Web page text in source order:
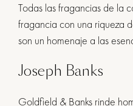
Todas las fragancias de la
fragancia con una riqueza
son un homenaje a las
Joseph Banks
Goldfield & Banks rinde